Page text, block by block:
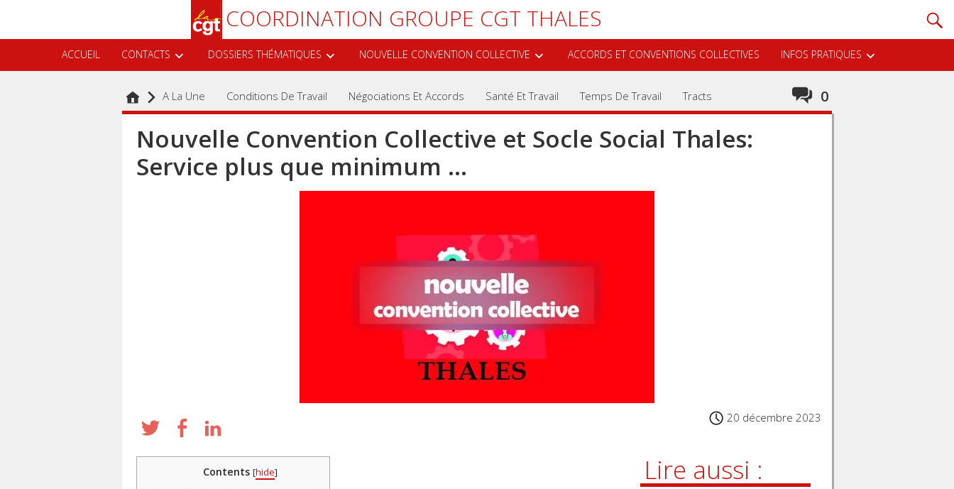
contenu
COORDINATION GROUPE CGT THALES
ACCUEIL CONTACTS DOSSIERS THÉMATIQUES NOUVELLE CONVENTION COLLECTIVE ACCORDS ET CONVENTIONS COLLECTIVES INFOS PRATIQUES
0
A La Une Conditions De Travail Négociations Et Accords Santé Et Travail Temps De Travail Tracts
Nouvelle Convention Collective et Socle Social Thales:
Service plus que minimum …
Contents [hide]
20 décembre 2023
Lire aussi :